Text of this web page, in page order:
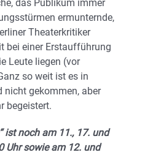
das Publikum immer
ermunternde,
Theaterkritiker
bei einer Erstaufführung
Leute liegen (vor
so weit ist es in
nicht gekommen, aber
begeistert.
ist noch am 11., 17. und
Uhr sowie am 12. und